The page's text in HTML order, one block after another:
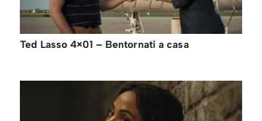
Ted Lasso 4×01 – Bentornati a casa